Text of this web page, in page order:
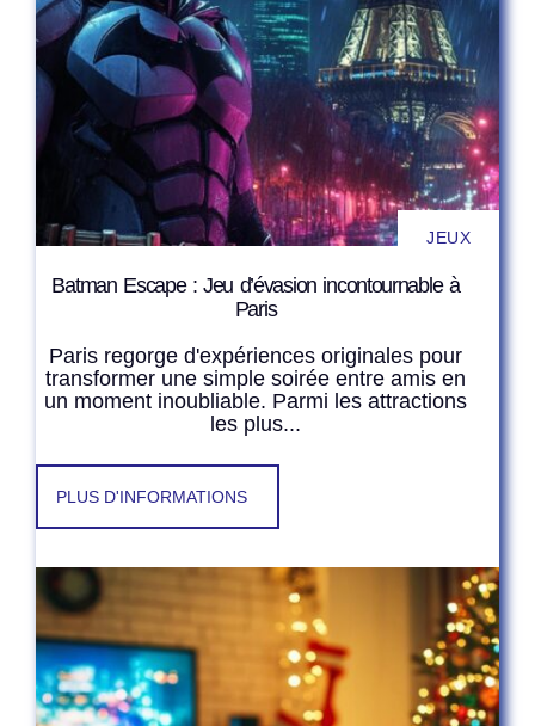
JEUX
Batman Escape : Jeu d’évasion incontournable à
Paris
Paris regorge d'expériences originales pour
transformer une simple soirée entre amis en
un moment inoubliable. Parmi les attractions
les plus...
PLUS D'INFORMATIONS